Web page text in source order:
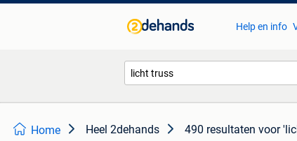
Help en info
Home Heel 2dehands 490 resultaten voor